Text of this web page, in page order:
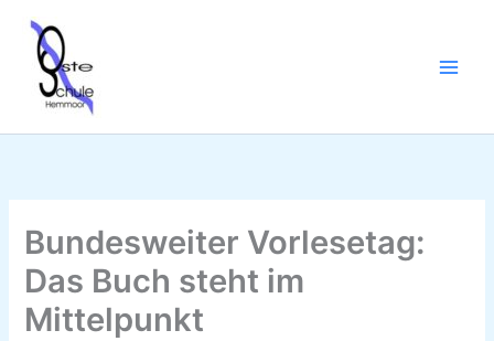
Inhalt
springen
Bundesweiter Vorlesetag:
Das Buch steht im
Mittelpunkt